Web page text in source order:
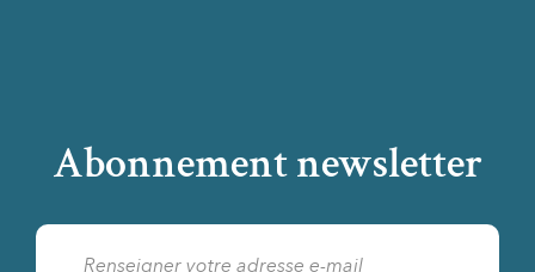
Abonnement newsletter